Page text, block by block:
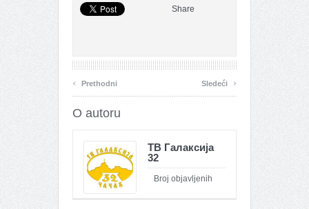
Share
‹ Prethodni Sledeći ›
O autoru
ТВ Галаксија
32
Broj objavljenih